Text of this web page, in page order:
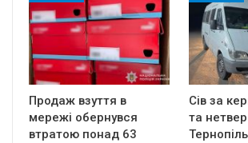
Продаж взуття в
мережі обернувся
втратою понад 63
Сів за
та